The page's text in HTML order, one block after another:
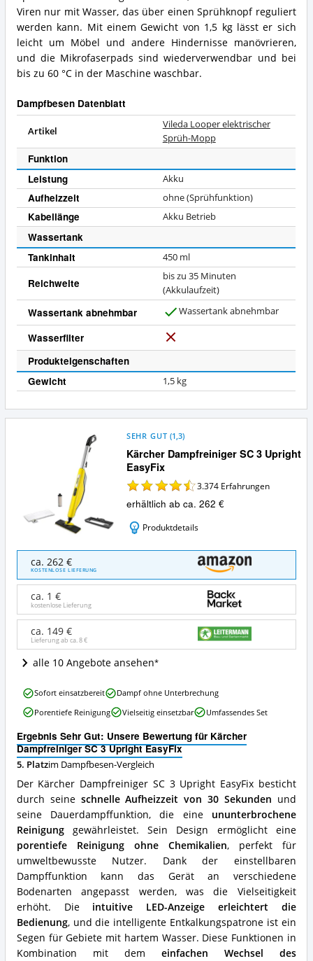
Viren nur mit Wasser, das über einen Sprühknopf reguliert
werden kann. Mit einem Gewicht von 1,5 kg lässt er sich
leicht um Möbel und andere Hindernisse manövrieren,
und die Mikrofaserpads sind wiederverwendbar und bei
bis zu 60 °C in der Maschine waschbar.
Dampfbesen Datenblatt
Artikel
Vileda Looper elektrischer
Sprüh-Mopp
Funktion
Leistung
Akku
Aufheizzeit ohne (Sprühfunktion)
Kabellänge Akku Betrieb
Wassertank
Tankinhalt
450 ml
Reichweite
bis zu 35 Minuten
(Akkulaufzeit)
Wassertank abnehmbar
a
Wassertank abnehmbar
Wasserfilter
N
i
n
Produkteigenschaften
Gewicht
1,5 kg
Kärcher Dampfreiniger SC 3 Upright
EasyFix
SEHR GUT (1,3)
3.374 Erfahrungen
erhältlich ab ca. 262 €
Produktdetails
Kärcher
Dampfreiniger
SC
Upright
EasyFix
Angebote:
ist
dieser
erhältlich?
ca. 262 €
KOSTENLOSE LIEFERUNG
ca. 1 €
kostenlose Lieferung
ca. 149 €
Lieferung ab ca.8 €
alle 10 Angebote ansehen
Ergebnis Sehr Gut: Unsere Bewertung für Kärcher
Dampfreiniger SC 3 Upright EasyFix
5. Platzim Dampfbesen-Vergleich
Der Kärcher Dampfreiniger SC 3 Upright EasyFix besticht
durch seine schnelle Aufheizzeit von 30 Sekunden und
seine Dauerdampffunktion, die eine ununterbrochene
Reinigunggewährleistet. Sein Design ermöglicht eine
porentiefe Reinigung ohne Chemikalien, perfekt für
umweltbewusste Nutzer. Dank der einstellbaren
Dampffunktion kann das Gerät an verschiedene
Bodenarten angepasst werden, was die Vielseitigkeit
erhöht. Die intuitive LED-Anzeige erleichtert die
Bedienung, und die intelligente Entkalkungspatrone ist ein
Segen für Gebiete mit hartem Wasser. Diese Funktionen in
Kombination mit dem einfachen Wechsel des
Kärcher
Dampfreiniger
SC
Upright
EasyFix
Vorteile:
Was
spricht
für
diesen
Dampfbesen?
Sofort einsatzbereit
Dampf ohne Unterbrechung
Porentiefe Reinigung
Vielseitig einsetzbar Umfassendes Set